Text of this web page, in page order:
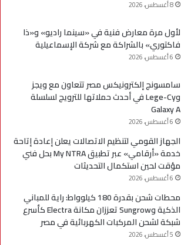
8 أغسطس، 2026
لأول مرة معارض فنية في «سينما راديو» و«ذا
فاكتوري» بالشراكة مع شركة الإسماعيلية
6 أغسطس، 2026
سامسونج إلكترونيكس مصر تتعاون مع ويجز
وLege-Cy في أحدث حملاتها للترويج لسلسلة
Galaxy A
6 أغسطس، 2026
الجهاز القومي لتنظيم الاتصالات يعلن إعادة إتاحة
خدمة «أرقامي» عبر تطبيق My NTRA بحل فني
مؤقت لحين استكمال التحديثات
6 أغسطس، 2026
محطات شحن بقدرة 180 كيلوواط: راية للمباني
الذكية وSungrow تعززان مكانة Electra كأسرع
شبكة لشحن المركبات الكهربائية في مصر
5 أغسطس، 2026